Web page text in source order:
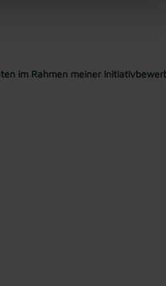
im Rahmen meiner